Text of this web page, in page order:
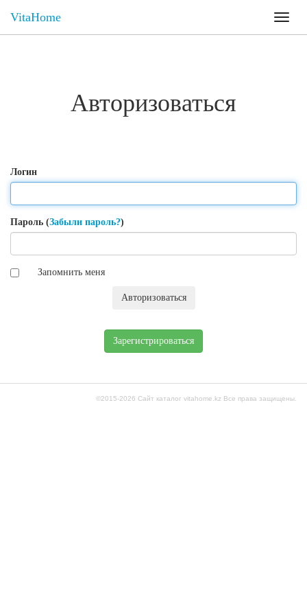
Toggle
VitaHome
Авторизоваться
Логин
Пароль (Забыли пароль?)
Запомнить меня
Авторизоваться
Зарегистрироваться
©2015-2026 Сайт каталог vitahome.kz Все права защищены.